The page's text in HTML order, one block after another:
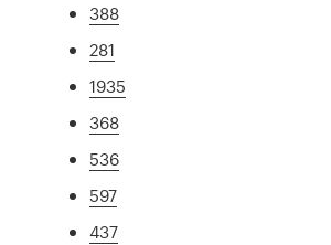
388
281
1935
368
536
597
437